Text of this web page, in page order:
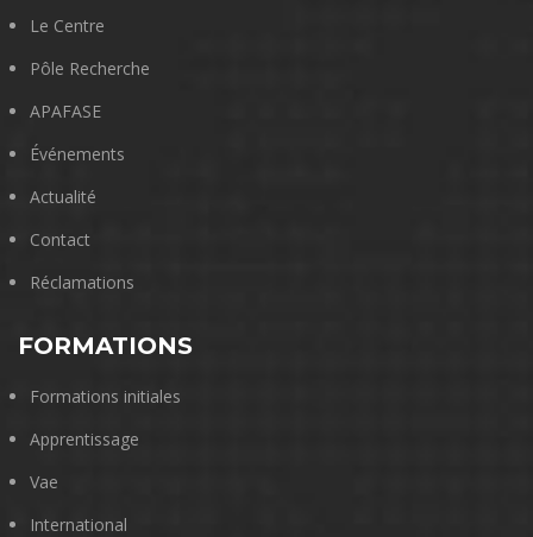
Le Centre
Pôle Recherche
APAFASE
Événements
Actualité
Contact
Réclamations
FORMATIONS
Formations initiales
Apprentissage
Vae
International